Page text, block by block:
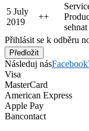
5 July
2019
++
Přihlásit se k odběru
Následuj násFacebook
Visa
MasterCard
American Express
Apple Pay
Bancontact